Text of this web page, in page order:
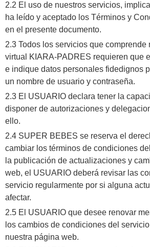
2.2 El uso de nuestros servicios,
ha leído y aceptado los Términos y
en el presente documento.
2.3 Todos los servicios que comprende
virtual KIARA-PADRES requieren que
e indique datos personales fidedignos
un nombre de usuario y contraseña.
2.3 El USUARIO declara tener la
disponer de autorizaciones y
ello.
2.4 SUPER BEBES se reserva el
cambiar los términos de condiciones
la publicación de actualizaciones y
web, el USUARIO deberá revisar las
servicio regularmente por si alguna
afectar.
2.5 El USUARIO que desee renovar
los cambios de condiciones del
nuestra página web.